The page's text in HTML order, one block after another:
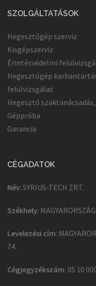
SZOLGÁLTATÁSOK
Hegesztőgép szerviz
Kisgépszerviz
Érintésvédelmi
Hegesztőgép
felülvizsgálat
Hegesztő
Géppróba
Garancia
CÉGADATOK
Név: SYRIUS-TECH ZRT.
Székhely:
Levelezési cím:
74.
Cégjegyzékszám: 05 10